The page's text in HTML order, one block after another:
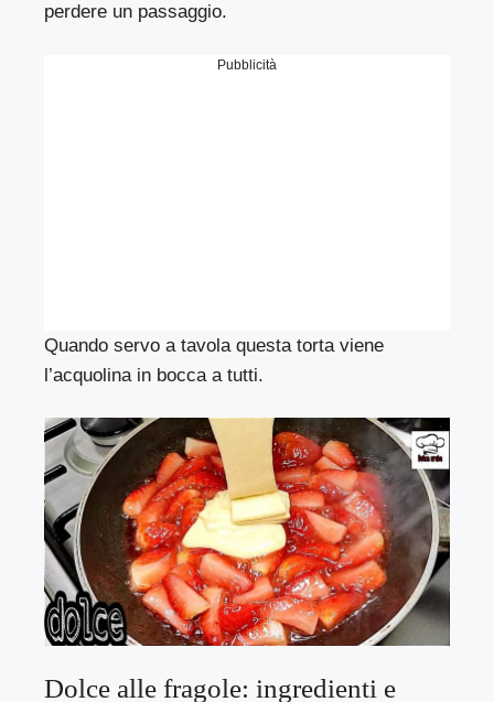
perdere un passaggio.
Pubblicità
Quando servo a tavola questa torta viene
l’acquolina in bocca a tutti.
Dolce alle fragole: ingredienti e